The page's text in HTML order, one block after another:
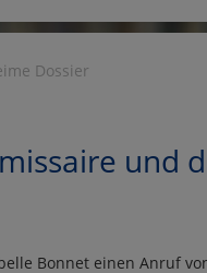
Dossier
und
Bonnet einen Anruf